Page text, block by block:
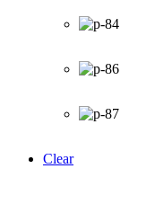
Clear